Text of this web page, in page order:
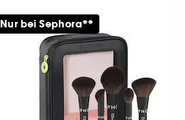
Nur bei Sephora**